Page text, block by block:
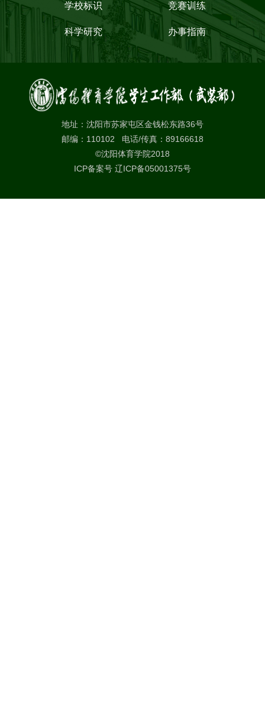
学校标识 竞赛训练
科学研究 办事指南
地址：沈阳市苏家屯区金钱松东路36号
邮编：110102 电话/传真：89166618
©沈阳体育学院2018
ICP备案号 辽ICP备05001375号